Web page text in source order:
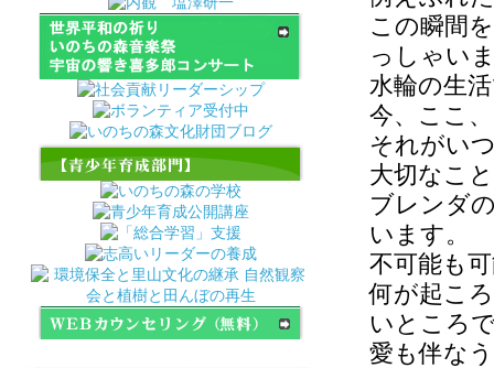
この瞬間
っしゃい
水輪の生
今、ここ
それがい
大切なこ
ブレンダ
います。
不可能も
何が起こ
いところ
愛も伴な
ルネスリトリート」が開
催されます。
2023年1月7日(土)宮島基
行先生「心の探求」が開
催されます。